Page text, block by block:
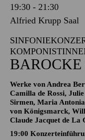
Freitag
05.03.2027
19:30 - 21:30
Alfried Krupp Saal
Werke von Andrea
Camilla de Rossi,
Sirmen, Maria